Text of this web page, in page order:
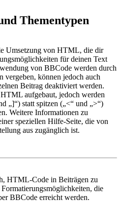
Thementypen
Umsetzung von HTML, die dir
für deinen Text
von BBCode werden durch
vergeben, können jedoch auch
Beitrag deaktiviert werden.
aufgebaut, jedoch werden
„]“) statt spitzen („<“ und „>“)
Weitere Informationen zu
speziellen Hilfe-Seite, die von
aus zugänglich ist.
HTML-Code in Beiträgen zu
die
BBCode erreicht werden.